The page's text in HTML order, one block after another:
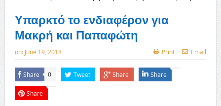
Υπαρκτό το ενδιαφέρον για
Μακρή και Παπαφώτη
on: June 19, 2018 Print Email
Share 0 Tweet Share Share
Share